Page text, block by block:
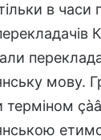
в часи
мову.
терміном